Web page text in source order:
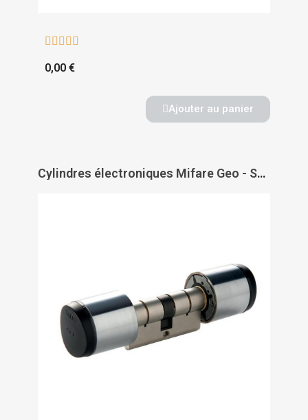
    
0,00 €
Ajouter au panier
Cylindres électroniques Mifare Geo - SALTO